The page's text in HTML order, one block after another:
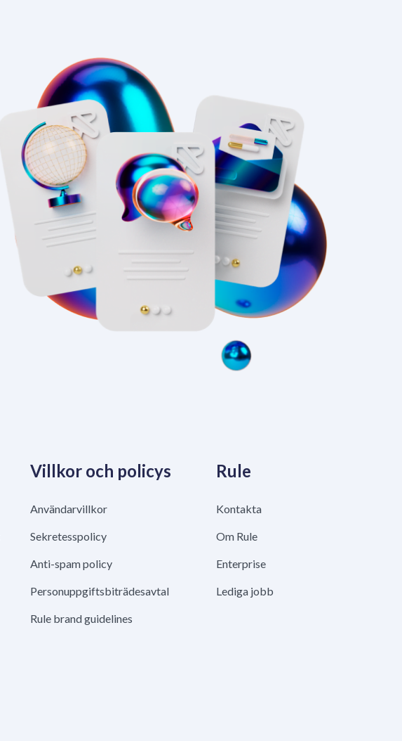
Villkor och policys
Användarvillkor
Sekretesspolicy
Anti-spam policy
Personuppgiftsbiträdesavtal
Rule brand guidelines
Rule
Kontakta
Om Rule
Enterprise
Lediga jobb